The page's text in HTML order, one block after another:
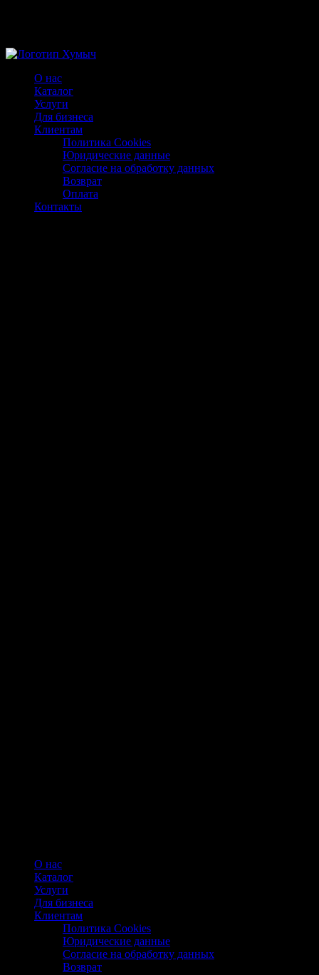
О нас
Каталог
Услуги
Для бизнеса
Клиентам
Политика Cookies
Юридические данные
Согласие на обработку данных
Возврат
Оплата
Контакты
О нас
Каталог
Услуги
Для бизнеса
Клиентам
Политика Cookies
Юридические данные
Согласие на обработку данных
Возврат